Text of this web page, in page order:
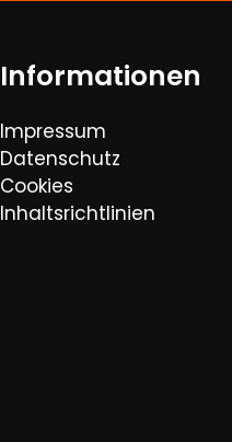
Informationen
Impressum
Datenschutz
Cookies
Inhaltsrichtlinien